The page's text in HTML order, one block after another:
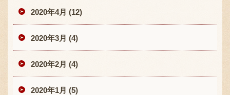
2020年4月 (12)
2020年3月 (4)
2020年2月 (4)
2020年1月 (5)